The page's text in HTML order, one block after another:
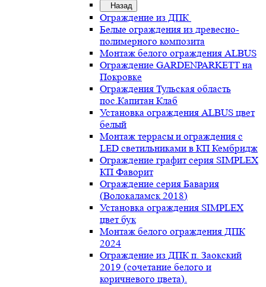
Назад
Ограждение из ДПК
Белые ограждения из древесно-
полимерного композита
Монтаж белого ограждения ALBUS
Ограждение GARDENPARKETT на
Покровке
Ограждения Тульская область
пос.Капитан Клаб
Установка ограждения ALBUS цвет
белый
Монтаж террасы и ограждения с
LED светильниками в КП Кембридж
Ограждение графит серия SIMPLEX
КП Фаворит
Ограждение серия Бавария
(Волокаламск 2018)
Установка ограждения SIMPLEX
цвет бук
Монтаж белого ограждения ДПК
2024
Ограждение из ДПК п. Заокский
2019 (сочетание белого и
коричневого цвета).